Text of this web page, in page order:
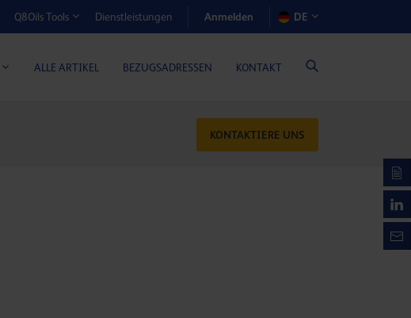
Q8Oils Tools Dienstleistungen Anmelden DE
ALLE ARTIKEL BEZUGSADRESSEN KONTAKT
KONTAKTIERE UNS